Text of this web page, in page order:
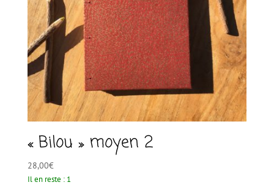
« Bilou » moyen 2
28,00€
Il en reste : 1